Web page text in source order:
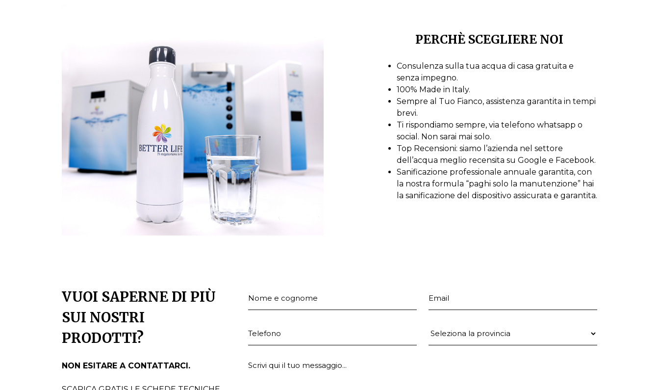
PERCHÈ SCEGLIERE NOI
Consulenza sulla tua acqua di casa gratuita e
senza impegno.
100% Made in Italy.
Sempre al Tuo Fianco, assistenza garantita in tempi
brevi.
Ti rispondiamo sempre, via telefono whatsapp o
social. Non sarai mai solo.
Top Recensioni: siamo l’azienda nel settore
dell’acqua meglio recensita su Google e Facebook.
Sanificazione professionale annuale garantita, con
la nostra formula “paghi solo la manutenzione” hai
la sanificazione del dispositivo assicurata e garantita.
VUOI SAPERNE DI PIÙ
SUI NOSTRI
PRODOTTI?
NON ESITARE A CONTATTARCI.